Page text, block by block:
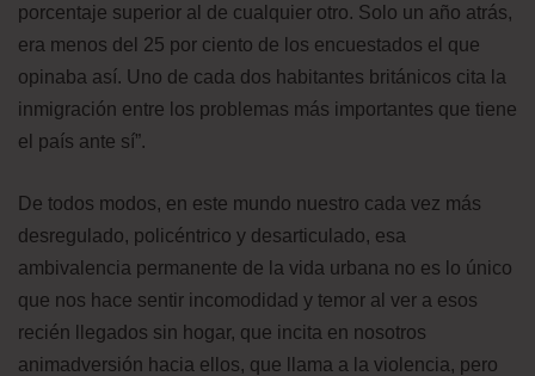
porcentaje superior al de cualquier otro. Solo un año atrás,
era menos del 25 por ciento de los encuestados el que
opinaba así. Uno de cada dos habitantes británicos cita la
inmigración entre los problemas más importantes que tiene
el país ante sí”.
De todos modos, en este mundo nuestro cada vez más
desregulado, policéntrico y desarticulado, esa
ambivalencia permanente de la vida urbana no es lo único
que nos hace sentir incomodidad y temor al ver a esos
recién llegados sin hogar, que incita en nosotros
animadversión hacia ellos, que llama a la violencia, pero